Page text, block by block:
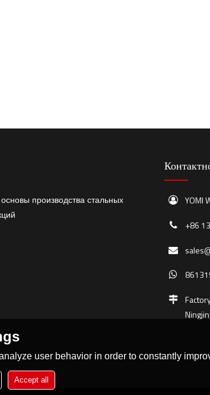
основы производства стальных
YOMI
+86
user behavior in order to constantly
Accept all